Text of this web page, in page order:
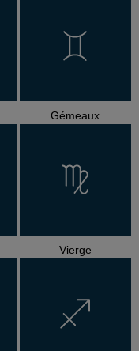
Gémeaux
Vierge